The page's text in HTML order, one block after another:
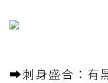
➡️刺身盛合：有